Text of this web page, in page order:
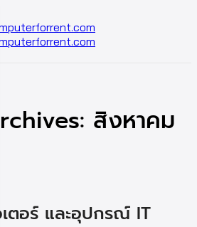
สิงหาคม
ตอร์ และอุปกรณ์ IT